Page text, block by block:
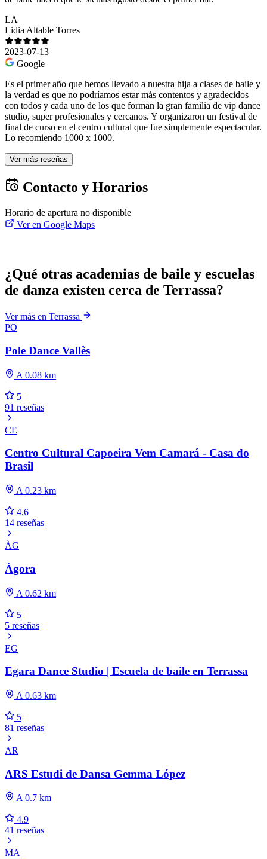
LA
Lidia Altable Torres
2023-07-13
Google
Es el primer año que hemos llevado a nuestra hija a clases de baile y
la verdad es que no podríamos estar más contentos y agradecidos
con todos y cada uno de los que forman la gran familia de vip dance
studio, super profesionales y cercanos. Y organizaron un festival de
final de curso en el centro cultural que fue simplemente espectacular.
Lo recomiendo 1000 x 1000.
Ver más reseñas
Contacto y Horarios
Horario de apertura no disponible
Ver en Google Maps
¿Qué otras academias de baile y escuelas
de danza existen cerca de Terrassa?
Ver más en Terrassa
PO
Pole Dance Vallès
A 0.08 km
5
91 reseñas
CE
Centro Cultural Capoeira Vem Camará - Casa do
Brasil
A 0.23 km
4.6
14 reseñas
ÀG
Àgora
A 0.62 km
5
5 reseñas
EG
Egara Dance Studio | Escuela de baile en Terrassa
A 0.63 km
5
81 reseñas
AR
ARS Estudi de Dansa Gemma López
A 0.7 km
4.9
41 reseñas
MA